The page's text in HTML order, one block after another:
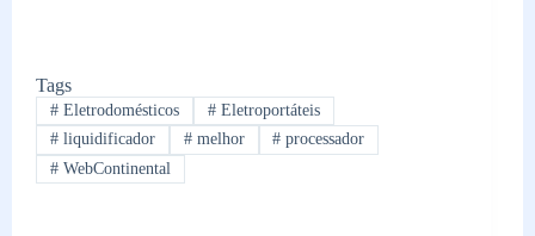
Tags
#Eletrodomésticos #Eletroportáteis
#liquidificador #melhor # processador
#WebContinental